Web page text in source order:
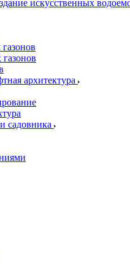
искусственных
архитектура
садовника